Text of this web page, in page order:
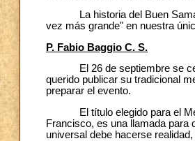
La historia del Buen
vez más grande" en nuestra
P. Fabio Baggio C. S.
El 26 de septiembre se
querido publicar su tradicional
preparar el evento.
El título elegido para el
Francisco, es una llamada para
universal debe hacerse